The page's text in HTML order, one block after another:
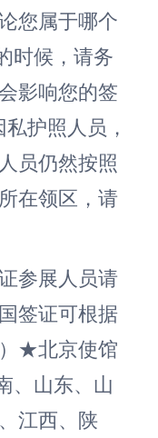
您属于哪个
时候，请务
影响您的签
护照人员，
员仍然按照
在领区，请
参展人员请
签证可根据
★北京使馆
、山东、山
江西、陕